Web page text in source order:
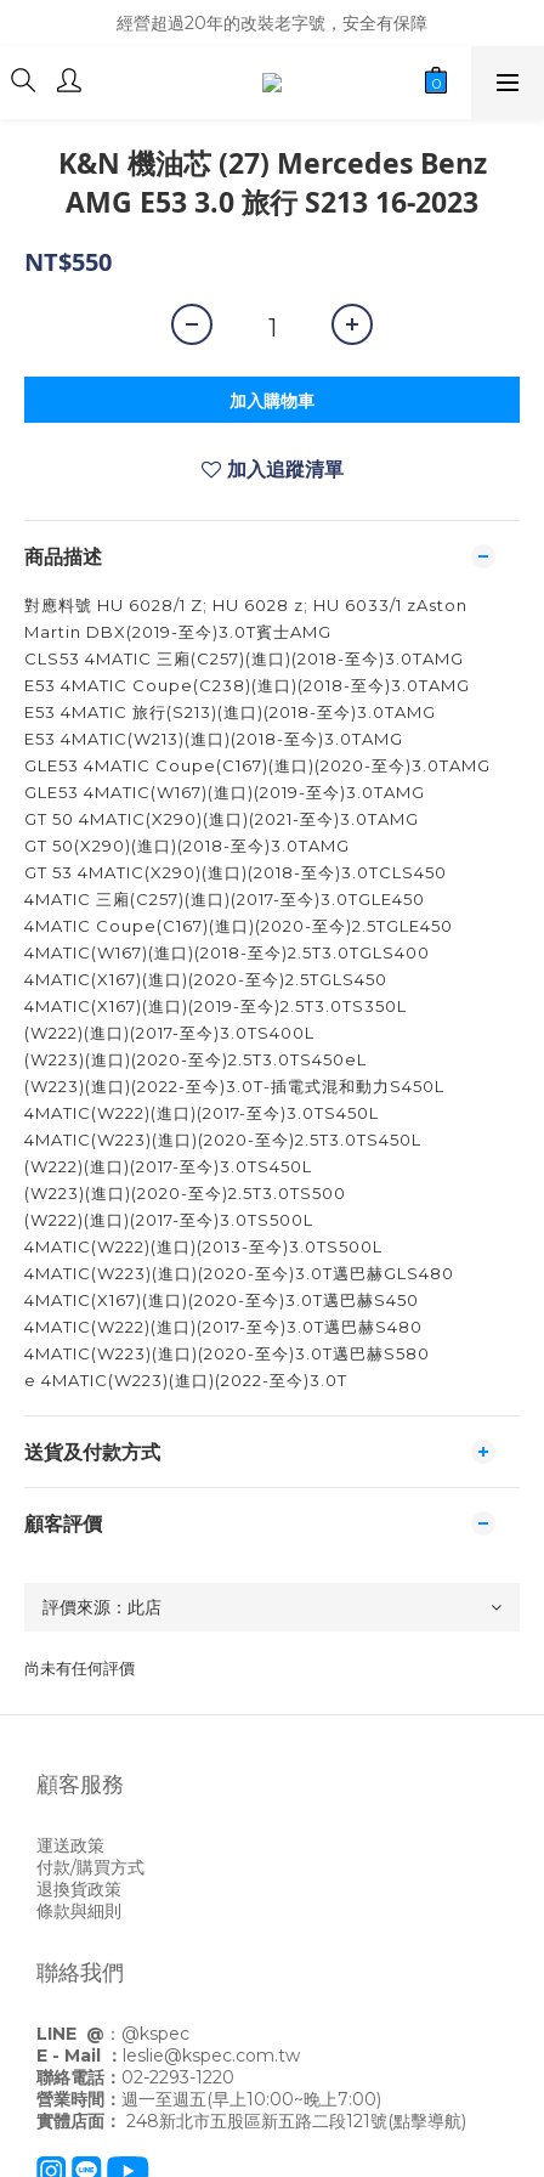
商品庫存變動快速，難免庫存不同步，建議購買之前先詢問貨況
經營超過20年的改裝老字號，安全有保障
商品庫存變動快速，難免庫存不同步，建議購買之前先詢問貨況
K&N 機油芯 (27) Mercedes Benz
AMG E53 3.0 旅行 S213 16-2023
NT$550
加入購物車
加入追蹤清單
商品描述
對應料號 HU 6028/1 Z; HU 6028 z; HU 6033/1 zAston
Martin DBX(2019-至今)3.0T賓士AMG
CLS53 4MATIC 三廂(C257)(進口)(2018-至今)3.0TAMG
E53 4MATIC Coupe(C238)(進口)(2018-至今)3.0TAMG
E53 4MATIC 旅行(S213)(進口)(2018-至今)3.0TAMG
E53 4MATIC(W213)(進口)(2018-至今)3.0TAMG
GLE53 4MATIC Coupe(C167)(進口)(2020-至今)3.0TAMG
GLE53 4MATIC(W167)(進口)(2019-至今)3.0TAMG
GT 50 4MATIC(X290)(進口)(2021-至今)3.0TAMG
GT 50(X290)(進口)(2018-至今)3.0TAMG
GT 53 4MATIC(X290)(進口)(2018-至今)3.0TCLS450
4MATIC 三廂(C257)(進口)(2017-至今)3.0TGLE450
4MATIC Coupe(C167)(進口)(2020-至今)2.5TGLE450
4MATIC(W167)(進口)(2018-至今)2.5T3.0TGLS400
4MATIC(X167)(進口)(2020-至今)2.5TGLS450
4MATIC(X167)(進口)(2019-至今)2.5T3.0TS350L
(W222)(進口)(2017-至今)3.0TS400L
(W223)(進口)(2020-至今)2.5T3.0TS450eL
(W223)(進口)(2022-至今)3.0T-插電式混和動力S450L
4MATIC(W222)(進口)(2017-至今)3.0TS450L
4MATIC(W223)(進口)(2020-至今)2.5T3.0TS450L
(W222)(進口)(2017-至今)3.0TS450L
(W223)(進口)(2020-至今)2.5T3.0TS500
(W222)(進口)(2017-至今)3.0TS500L
4MATIC(W222)(進口)(2013-至今)3.0TS500L
4MATIC(W223)(進口)(2020-至今)3.0T邁巴赫GLS480
4MATIC(X167)(進口)(2020-至今)3.0T邁巴赫S450
4MATIC(W222)(進口)(2017-至今)3.0T邁巴赫S480
4MATIC(W223)(進口)(2020-至今)3.0T邁巴赫S580
e 4MATIC(W223)(進口)(2022-至今)3.0T
送貨及付款方式
顧客評價
尚未有任何評價
顧客服務
運送政策
付款/購買方式
退換貨政策
條款與細則
聯絡我們
LINE @ ： @kspec
E - Mail ： leslie@kspec.com.tw
聯絡電話： 02-2293-1220
營業時間： 週一至週五(早上10:00~晚上7:00)
實體店面： 248新北市五股區新五路二段121號(點擊導航)